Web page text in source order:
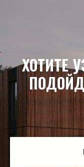
ХОТИТЕ